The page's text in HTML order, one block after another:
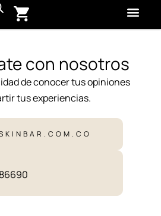
con nosotros
de conocer tus opiniones
tus experiencias.